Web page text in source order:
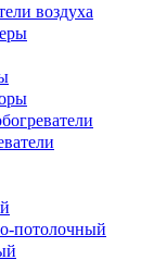
воздуха
потолочный